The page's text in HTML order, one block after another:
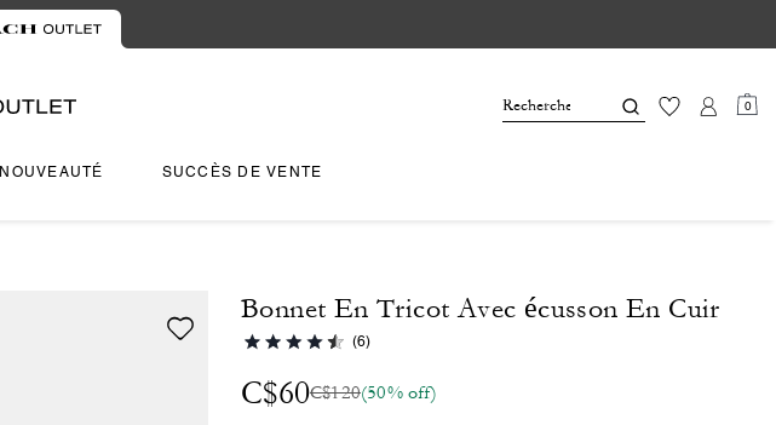
0
NOUVEAUTÉ SUCCÈS DE VENTE
Bonnet En Tricot Avec écusson En Cuir
(6)
C$60C$120(50% off)